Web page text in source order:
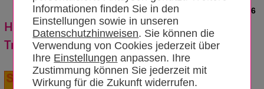
Informationen finden Sie in den
Einstellungen sowie in unseren
Datenschutzhinweisen. Sie können die
Verwendung von Cookies jederzeit über
Ihre Einstellungen anpassen. Ihre
Zustimmung können Sie jederzeit mit
Wirkung für die Zukunft widerrufen.
News vom 11.12.2006
Hygienische und energiesparende
Trinkwarmwasserversorgung
Ein exorbitanter Heizölverbrauch,